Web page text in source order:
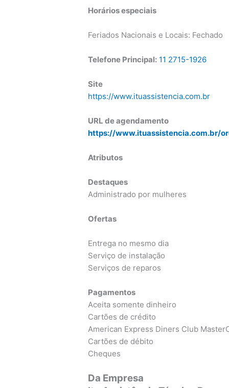
Horários especiais
Feriados Nacionais e Locais: Fechado
Telefone Principal: 11 2715-1926
Site
https://www.ituassistencia.com.br
URL de agendamento
https://www.ituassistencia.com.br/
Atributos
Destaques
Administrado por mulheres
Ofertas
Entrega no mesmo dia
Serviço de instalação
Serviços de reparos
Pagamentos
Aceita somente dinheiro
Cartões de crédito
American Express Diners Club
Cartões de débito
Cheques
Da Empresa